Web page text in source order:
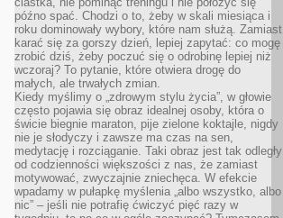
późno spać. Chodzi o to, żeby w skali miesiąca i
roku dominowały wybory, które nam służą. Zamiast
karać się za gorszy dzień, lepiej zapytać: co mogę
zrobić dziś, żeby poczuć się o odrobinę lepiej niż
wczoraj? To pytanie, które otwiera drogę do
małych, ale trwałych zmian.
Kiedy myślimy o „zdrowym stylu życia”, w głowie
często pojawia się obraz idealnej osoby, która o
świcie biegnie maraton, pije zielone koktajle, nigdy
nie je słodyczy i zawsze ma czas na sen,
medytację i rozciąganie. Taki obraz jest tak odległy
od codzienności większości z nas, że zamiast
motywować, zwyczajnie zniechęca. W efekcie
wpadamy w pułapkę myślenia „albo wszystko, albo
nic” – jeśli nie potrafię ćwiczyć pięć razy w